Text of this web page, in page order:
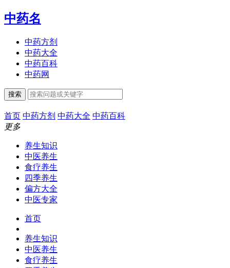
中药名
中药方剂
中药大全
中药百科
中药网
搜索
首页 中药方剂 中药大全 中药百科
更多
养生知识
中医养生
食疗养生
四季养生
偏方大全
中医专家
首页
养生知识
中医养生
食疗养生